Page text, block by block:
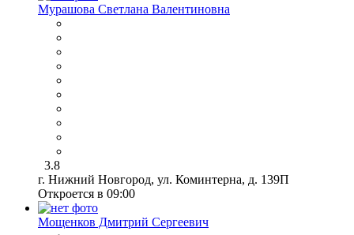
Мурашова Светлана Валентиновна
3.8
г. Нижний Новгород, ул. Коминтерна, д. 139П
Откроется в 09:00
Мощенков Дмитрий Сергеевич